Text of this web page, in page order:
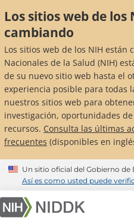
main
content
Los sitios web de los
cambiando
Los sitios web de los NIH están
Nacionales de la Salud (NIH)
de su nuevo sitio web hasta el
experiencia posible para todas
nuestros sitios web para
investigación, oportunidades
recursos. Consulta las últimas
frecuentes (disponibles en
Un sitio oficial del Gobierno de
Así es como usted puede